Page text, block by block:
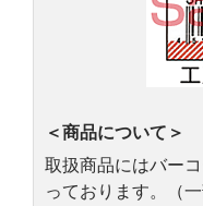
＜商品について＞
取扱商品にはバー
っております。（